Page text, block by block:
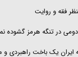
فقه و روایت
در تنگه هرمز گشوده
ایران یک باخت راهبردی